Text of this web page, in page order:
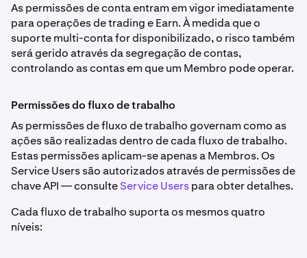
As permissões de conta entram em vigor imediatamente
para operações de trading e Earn. À medida que o
suporte multi-conta for disponibilizado, o risco também
será gerido através da segregação de contas,
controlando as contas em que um Membro pode operar.
Permissões do fluxo de trabalho
As permissões de fluxo de trabalho governam como as
ações são realizadas dentro de cada fluxo de trabalho.
Estas permissões aplicam-se apenas a Membros. Os
Service Users são autorizados através de permissões de
chave API — consulteService Userspara obter detalhes.
Cada fluxo de trabalho suporta os mesmos quatro
níveis: